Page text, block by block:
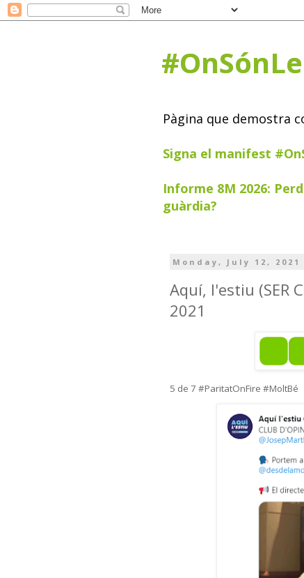
Pàgina que demostra
Signa el manifest
Informe 8M 2026:
guàrdia?
Monday, July 12, 2021
Aquí, l'estiu (SER
2021
5 de 7 #ParitatOnFire #MoltBé